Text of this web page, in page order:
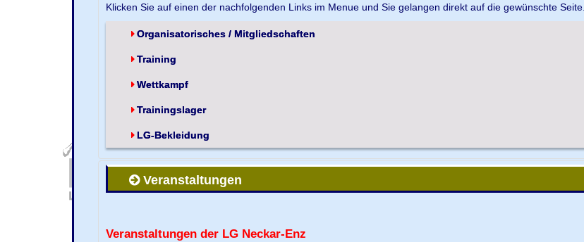
Klicken Sie auf einen der nachfolgenden Links im Menue und Sie gelangen direkt auf die gewünschte Seite.
Organisatorisches / Mitgliedschaften
Training
Wettkampf
Trainingslager
LG-Bekleidung
Veranstaltungen
Veranstaltungen der LG Neckar-Enz